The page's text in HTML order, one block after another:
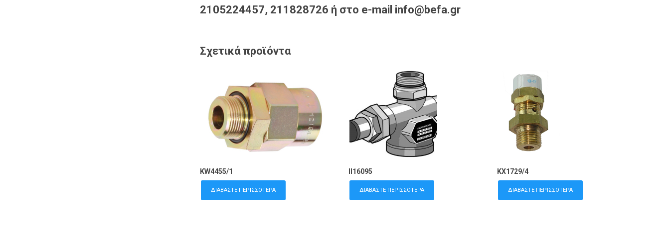
2105224457, 211828726 ή στο e-mail info@befa.gr
Σχετικά προϊόντα
KW4455/1
ΔΙΑΒΆΣΤΕ ΠΕΡΙΣΣΌΤΕΡΑ
II16095
ΔΙΑΒΆΣΤΕ ΠΕΡΙΣΣΌΤΕΡΑ
KX1729/4
ΔΙΑΒΆΣΤΕ ΠΕΡΙΣΣΌΤΕΡΑ